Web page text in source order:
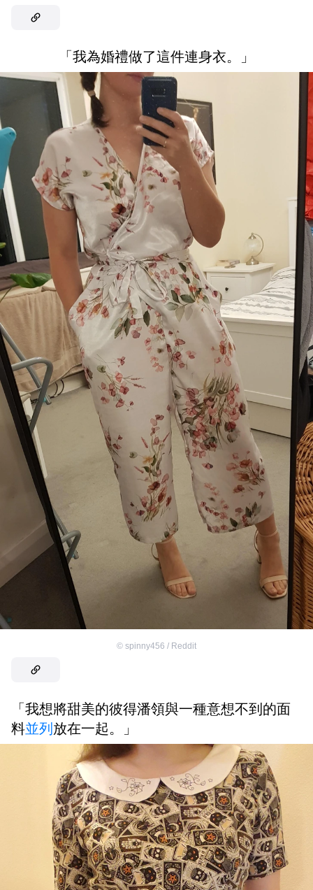
「我為婚禮做了這件連身衣。」
© spinny456 / Reddit
「我想將甜美的彼得潘領與一種意想不到的面
料並列放在一起。」